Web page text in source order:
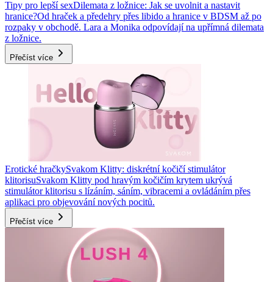
Tipy pro lepší sexDilemata z ložnice: Jak se uvolnit a nastavit
hranice?Od hraček a předehry přes libido a hranice v BDSM až po
rozpaky v obchodě. Lara a Monika odpovídají na upřímná dilemata
z ložnice.
Přečíst více
Erotické hračkySvakom Klitty: diskrétní kočičí stimulátor
klitorisuSvakom Klitty pod hravým kočičím krytem ukrývá
stimulátor klitorisu s lízáním, sáním, vibracemi a ovládáním přes
aplikaci pro objevování nových pocitů.
Přečíst více